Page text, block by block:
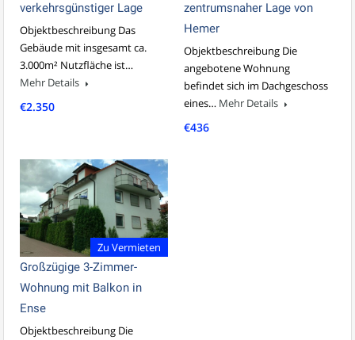
verkehrsgünstiger Lage
Objektbeschreibung Das
Gebäude mit insgesamt ca.
3.000m² Nutzfläche ist…
Mehr Details
€2.350
zentrumsnaher Lage von
Hemer
Objektbeschreibung Die
angebotene Wohnung
befindet sich im Dachgeschoss
eines… Mehr Details
€436
Zu Vermieten
Großzügige 3-Zimmer-
Wohnung mit Balkon in
Ense
Objektbeschreibung Die